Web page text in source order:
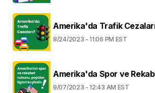
Amerika'da Trafik
8/24/2023 - 11:06 PM EST
Amerika'da Spor ve
9/07/2023 - 12:43 AM EST